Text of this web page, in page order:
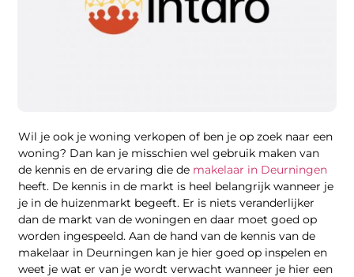
Wil je ook je woning verkopen of ben je op zoek naar een
woning? Dan kan je misschien wel gebruik maken van
de kennis en de ervaring die de makelaar in Deurningen
heeft. De kennis in de markt is heel belangrijk wanneer je
je in de huizenmarkt begeeft. Er is niets veranderlijker
dan de markt van de woningen en daar moet goed op
worden ingespeeld. Aan de hand van de kennis van de
makelaar in Deurningen kan je hier goed op inspelen en
weet je wat er van je wordt verwacht wanneer je hier een